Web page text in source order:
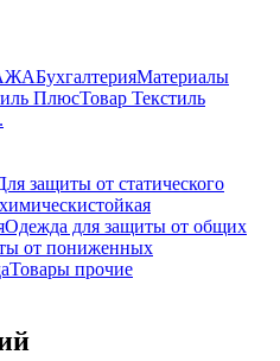
БухгалтерияМатериалы
ПлюсТовар Текстиль
защиты от статического
Одежда для защиты от общих
от пониженных
Товары прочие